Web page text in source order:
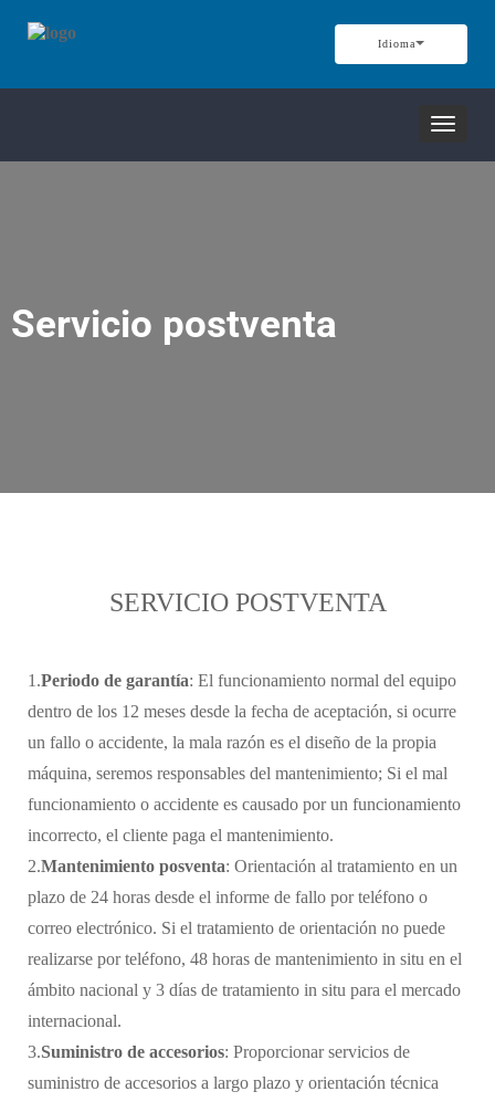
Idioma
Servicio postventa
SERVICIO POSTVENTA
1.Periodo de garantía: El funcionamiento normal del equipo
dentro de los 12 meses desde la fecha de aceptación, si ocurre
un fallo o accidente, la mala razón es el diseño de la propia
máquina, seremos responsables del mantenimiento; Si el mal
funcionamiento o accidente es causado por un funcionamiento
incorrecto, el cliente paga el mantenimiento.
2.Mantenimiento posventa: Orientación al tratamiento en un
plazo de 24 horas desde el informe de fallo por teléfono o
correo electrónico. Si el tratamiento de orientación no puede
realizarse por teléfono, 48 horas de mantenimiento in situ en el
ámbito nacional y 3 días de tratamiento in situ para el mercado
internacional.
3.Suministro de accesorios: Proporcionar servicios de
suministro de accesorios a largo plazo y orientación técnica